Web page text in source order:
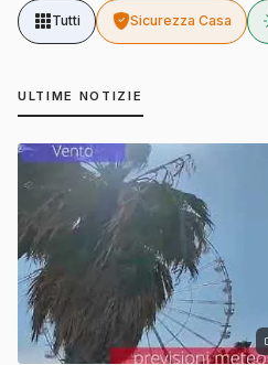
Tutti Sicurezza Casa
ULTIME NOTIZIE